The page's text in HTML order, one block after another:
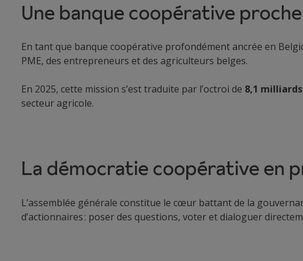
Une banque coopérative
En tant que banque coopérative profondément ancrée en
PME, des entrepreneurs et des agriculteurs belges.
En 2025, cette mission s’est traduite par l’octroi de 8,1
secteur agricole.
La démocratie coopérative en
L’assemblée générale constitue le cœur battant de la
d’actionnaires : poser des questions, voter et dialoguer